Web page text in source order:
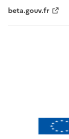
beta.gouv.fr